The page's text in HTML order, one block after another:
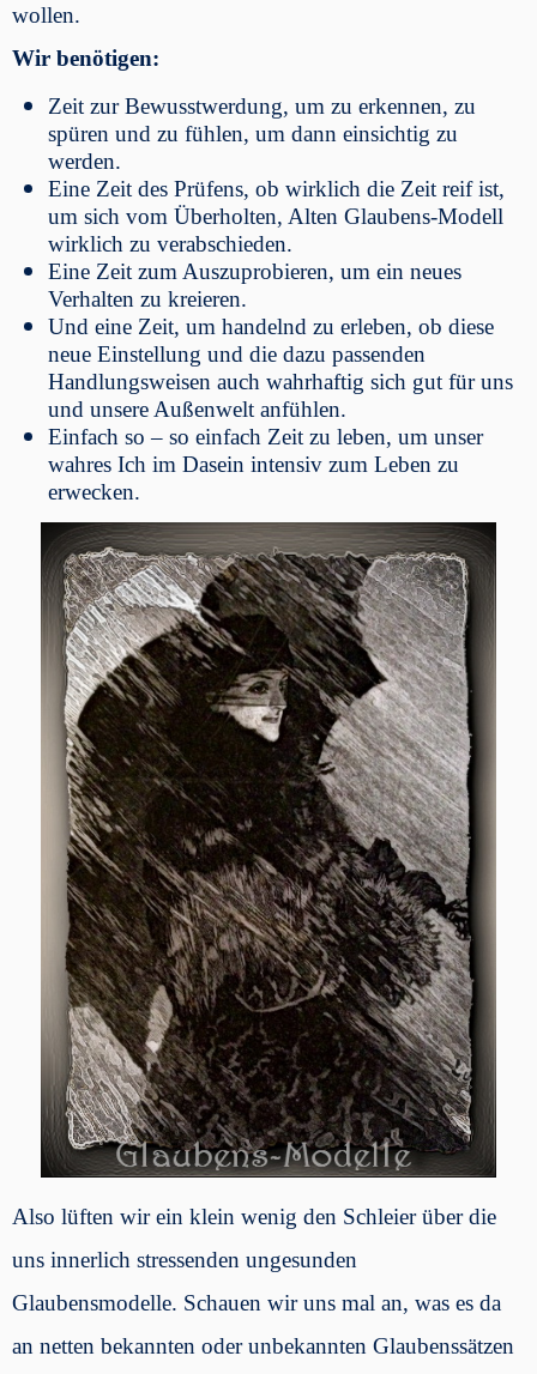
wollen.
Wir benötigen:
Zeit zur Bewusstwerdung, um zu erkennen, zu
spüren und zu fühlen, um dann einsichtig zu
werden.
Eine Zeit des Prüfens, ob wirklich die Zeit reif ist,
um sich vom Überholten, Alten Glaubens-Modell
wirklich zu verabschieden.
Eine Zeit zum Auszuprobieren, um ein neues
Verhalten zu kreieren.
Und eine Zeit, um handelnd zu erleben, ob diese
neue Einstellung und die dazu passenden
Handlungsweisen auch wahrhaftig sich gut für uns
und unsere Außenwelt anfühlen.
Einfach so – so einfach Zeit zu leben, um unser
wahres Ich im Dasein intensiv zum Leben zu
erwecken.
Also lüften wir ein klein wenig den Schleier über die
uns innerlich stressenden ungesunden
Glaubensmodelle. Schauen wir uns mal an, was es da
an netten bekannten oder unbekannten Glaubenssätzen